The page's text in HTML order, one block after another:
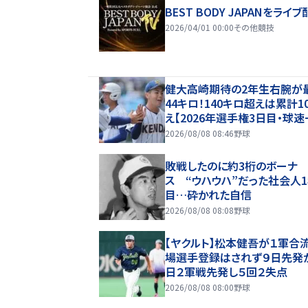
BEST BODY JAPANをライブ
2026/04/01 00:00その他競技
健大高崎期待の2年生右腕が
44キロ！140キロ超えは累計
え【2026年選手権3日目・球速
2026/08/08 08:46野球
敗戦したのに約3桁のボーナ
ス “ウハウハ”だった社会人
目…砕かれた自信
2026/08/08 08:08野球
【ヤクルト】松本健吾が１軍合
場選手登録はされず９日先
日２軍戦先発し５回２失点
2026/08/08 08:00野球